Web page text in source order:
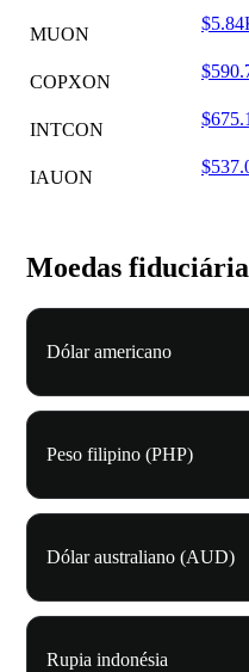
MUON
COPXON
INTCON
IAUON
Moedas
Dólar americano
Peso filipino (PHP)
Dólar australiano (AUD)
Rupia indonésia